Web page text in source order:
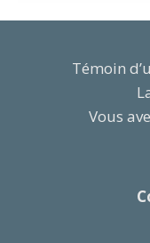
Témoin
Vous